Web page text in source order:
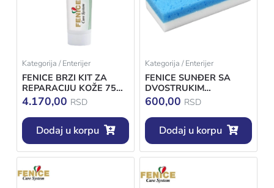
Kategorija / Enterijer
FENICE BRZI KIT ZA
REPARACIJU KOŽE 75
ML
4.170,00 RSD
Dodaj u korpu
Kategorija / Enterijer
FENICE SUNĐER SA
DVOSTRUKIM
DEJSTVOM, SUNĐER ZA
ČIŠĆENJE KOŽE,
MELAMIN/PENA
600,00 RSD
Dodaj u korpu